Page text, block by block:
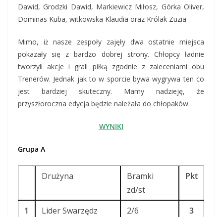
Dawid, Grodzki Dawid, Markiewicz Miłosz, Górka Oliver,
Dominas Kuba, witkowska Klaudia oraz Królak Zuzia
Mimo, iż nasze zespoły zajęły dwa ostatnie miejsca
pokazały się z bardzo dobrej strony. Chłopcy ładnie
tworzyli akcje i grali piłką zgodnie z zaleceniami obu
Trenerów. Jednak jak to w sporcie bywa wygrywa ten co
jest bardziej skuteczny. Mamy nadzieję, że
przyszłoroczna edycja będzie należała do chłopaków.
WYNIKI
Grupa A
Drużyna
Bramki
zd/st
Pkt
1 Lider Swarzędz 2/6
3